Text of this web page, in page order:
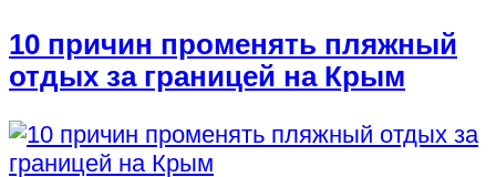
10 причин променять пляжный
отдых за границей на Крым